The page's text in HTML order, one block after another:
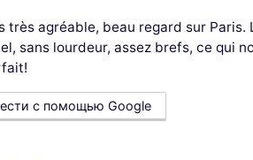
très agréable, beau regard sur
sans lourdeur, assez brefs, ce qui
с помощью Google